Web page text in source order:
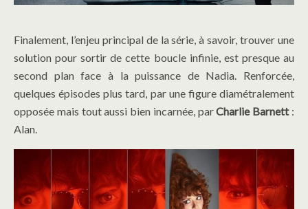
Finalement, l’enjeu principal de la série, à savoir, trouver une
solution pour sortir de cette boucle infinie, est presque au
second plan face à la puissance de Nadia. Renforcée,
quelques épisodes plus tard, par une figure diamétralement
opposée mais tout aussi bien incarnée, parCharlie Barnett:
Alan.